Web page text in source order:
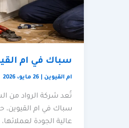
سباك في ام
ام القيوين 26 مايو، 2026
تُعد شركة الرواد من
سباك في ام القيوين،
عالية الجودة